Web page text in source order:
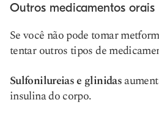
Outros medicamentos orais
Se você não pode tomar
tentar outros tipos de
Sulfonilureias e glinidas
insulina do corpo.